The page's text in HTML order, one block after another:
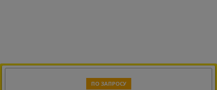
ПО ЗАПРОСУ